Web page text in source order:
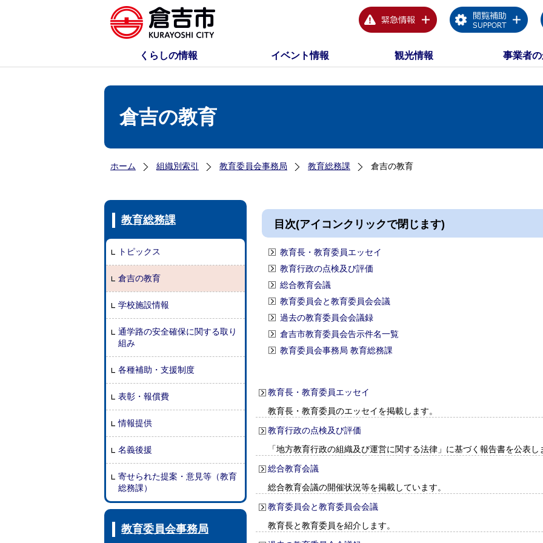
くらしの情報 イベント情報 観光情報 事業者
倉吉の教育
ホーム 組織別索引 教育委員会事務局 教育総務課 倉吉の教育
教育総務課
トピックス
倉吉の教育
学校施設情報
通学路の安全確保に関する取り
組み
各種補助・支援制度
表彰・報償費
情報提供
名義後援
寄せられた提案・意見等（教育
総務課）
教育委員会事務局
目次(アイコンクリックで閉じます)
教育長・教育委員エッセイ
教育行政の点検及び評価
総合教育会議
教育委員会と教育委員会会議
過去の教育委員会会議録
倉吉市教育委員会告示件名一覧
教育委員会事務局 教育総務課
教育長・教育委員エッセイ
教育長・教育委員のエッセイを掲載します。
教育行政の点検及び評価
「地方教育行政の組織及び運営に関する法律」に基づく報告書を公表し
総合教育会議
総合教育会議の開催状況等を掲載しています。
教育委員会と教育委員会会議
教育長と教育委員を紹介します。